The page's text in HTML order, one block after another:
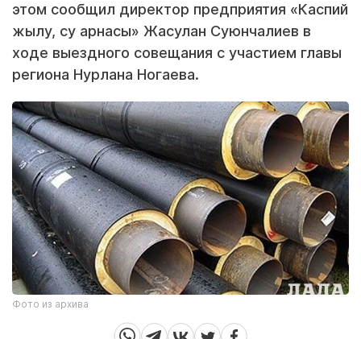
этом сообщил директор предприятия «Каспий
жылу, су арнасы» Жасулан Суюнчалиев в
ходе выездного совещания с участием главы
региона Нурлана Ногаева.
Фото из архива